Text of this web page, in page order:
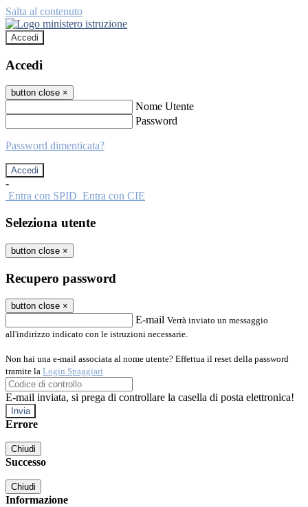
Salta al contenuto
Accedi
Accedi
button close ×
Nome Utente
Password
Password dimenticata?
-
Entra con SPID Entra con CIE
Seleziona utente
button close ×
Recupero password
button close ×
E-mail Verrà inviato un messaggio
all'indirizzo indicato con le istruzioni necessarie.
Non hai una e-mail associata al nome utente? Effettua il reset della password
tramite la Login Spaggiari
E-mail inviata, si prega di controllare la casella di posta elettronica!
Errore
Chiudi
Successo
Chiudi
Informazione